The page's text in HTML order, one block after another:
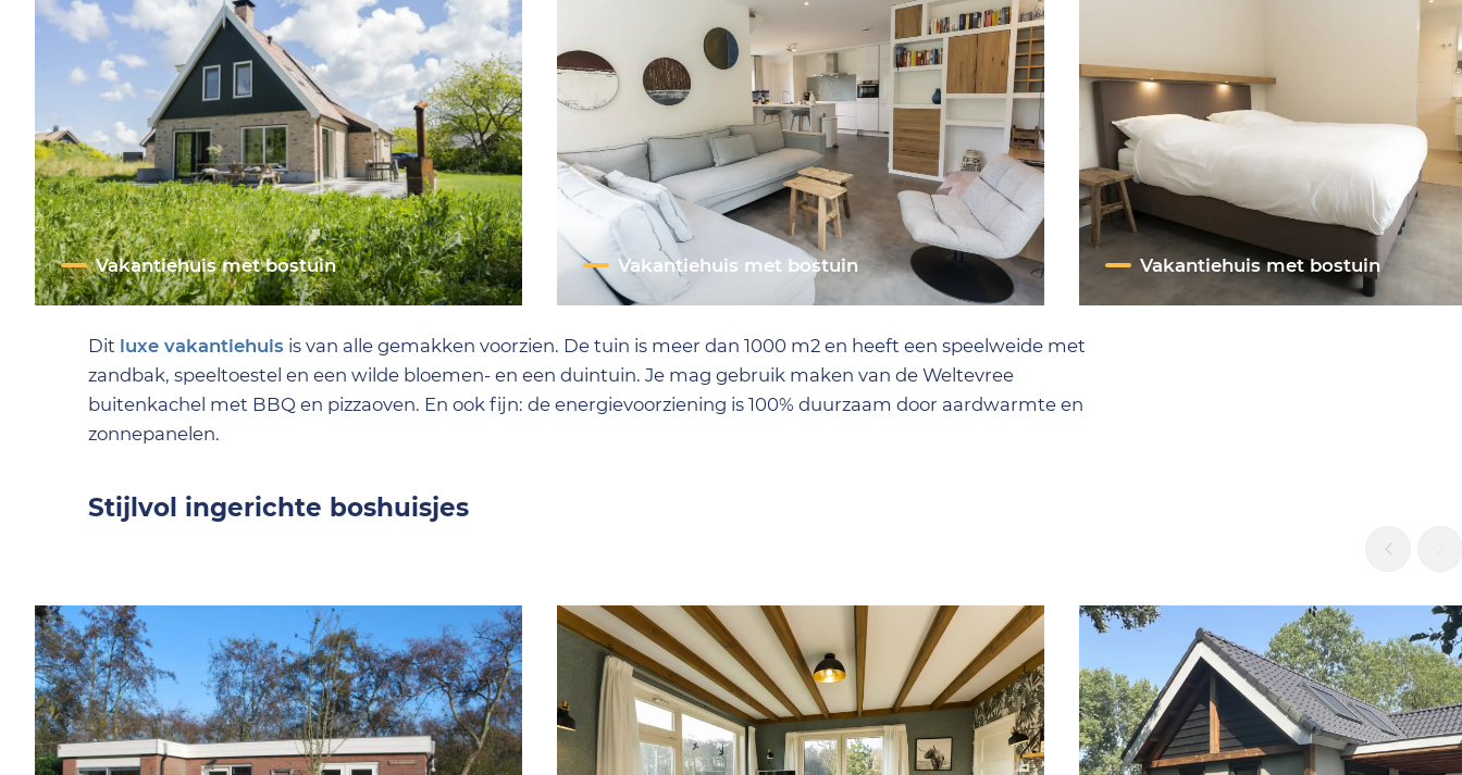
Vakantiehuis met bostuin Vakantiehuis met bostuin Vakantiehuis met bostuin
Dit luxe vakantiehuis is van alle gemakken voorzien. De tuin is meer dan 1000 m2 en heeft een speelweide met
zandbak, speeltoestel en een wilde bloemen- en een duintuin. Je mag gebruik maken van de Weltevree
buitenkachel met BBQ en pizzaoven. En ook fijn: de energievoorziening is 100% duurzaam door aardwarmte en
zonnepanelen.
Stijlvol ingerichte boshuisjes